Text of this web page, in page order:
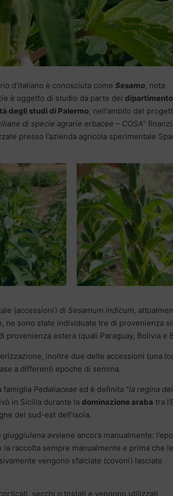
d’italiano è conosciuta come Sesamo, nota
è oggetto di studio da parte del
degli studi di Palermo, nell’ambito del
di specie agrarie erbacee – COSA”
presso l’azienda agricola sperimentale
(accessioni) di Sesamum indicum,
ne sono state individuate tre di provenienza
provenienza estera (quali Paraguay, Bolivia e
inoltre due delle accessioni (una
a differenti epoche di semina.
famiglia Pedaliaceae ed è definita “la regina
in Sicilia durante la dominazione araba tra
del sud-est dell’isola.
giuggiulena avviene ancora manualmente:
la raccolta sempre manualmente e prima che le
vengono sfalciate (covoni) lasciate
secchi o tostati e vengono utilizzati